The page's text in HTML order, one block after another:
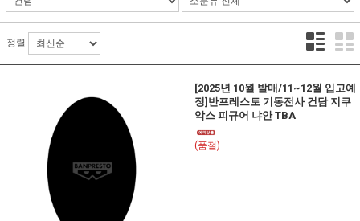
정렬
[2025년 10월 발매/11~12월 입고예
정]반프레스토 기동전사 건담 지쿠
악스 피규어 냐안 TBA
(품절)